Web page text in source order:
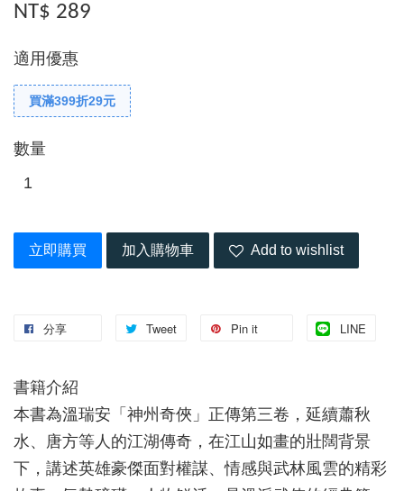
NT$ 289
適用優惠
買滿399折29元
數量
立即購買 加入購物車 Add to wishlist
分享 Tweet Pin it LINE
書籍介紹
本書為溫瑞安「神州奇俠」正傳第三卷，延續蕭秋
水、唐方等人的江湖傳奇，在江山如畫的壯闊背景
下，講述英雄豪傑面對權謀、情感與武林風雲的精彩